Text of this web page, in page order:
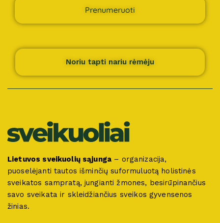
Prenumeruoti
Noriu tapti nariu rėmėju
Lietuvos sveikuolių sąjunga – organizacija,
puoselėjanti tautos išminčių suformuluotą holistinės
sveikatos sampratą, jungianti žmones, besirūpinančius
savo sveikata ir skleidžiančius sveikos gyvensenos
žinias.